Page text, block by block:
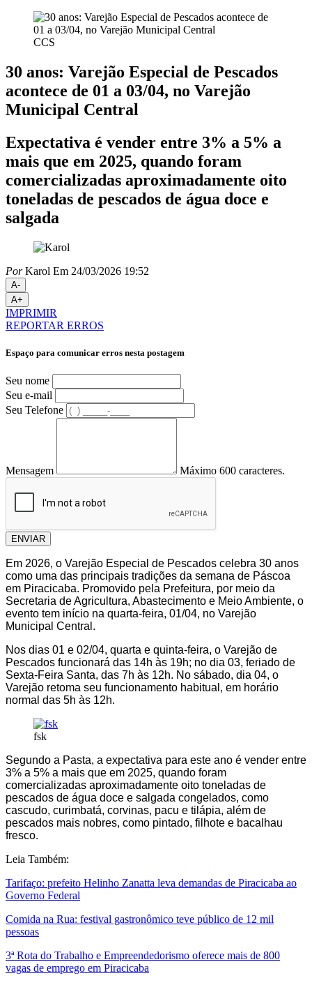
CCS
30 anos: Varejão Especial de Pescados
acontece de 01 a 03/04, no Varejão
Municipal Central
Expectativa é vender entre 3% a 5% a
mais que em 2025, quando foram
comercializadas aproximadamente oito
toneladas de pescados de água doce e
salgada
PorKarol Em 24/03/2026 19:52
A-
A+
IMPRIMIR
REPORTAR ERROS
Espaço para comunicar erros nesta postagem
Seu nome
Seu e-mail
Seu Telefone
Mensagem Máximo 600 caracteres.
ENVIAR
Em 2026, o Varejão Especial de Pescados celebra 30 anos
como uma das principais tradições da semana de Páscoa
em Piracicaba. Promovido pela Prefeitura, por meio da
Secretaria de Agricultura, Abastecimento e Meio Ambiente, o
evento tem início na quarta-feira, 01/04, no Varejão
Municipal Central.
Nos dias 01 e 02/04, quarta e quinta-feira, o Varejão de
Pescados funcionará das 14h às 19h; no dia 03, feriado de
Sexta-Feira Santa, das 7h às 12h. No sábado, dia 04, o
Varejão retoma seu funcionamento habitual, em horário
normal das 5h às 12h.
fsk
Segundo a Pasta, a expectativa para este ano é vender entre
3% a 5% a mais que em 2025, quando foram
comercializadas aproximadamente oito toneladas de
pescados de água doce e salgada congelados, como
cascudo, curimbatá, corvinas, pacu e tilápia, além de
pescados mais nobres, como pintado, filhote e bacalhau
fresco.
Leia Também:
Tarifaço: prefeito Helinho Zanatta leva demandas de Piracicaba ao
Governo Federal
Comida na Rua: festival gastronômico teve público de 12 mil
pessoas
3ª Rota do Trabalho e Empreendedorismo oferece mais de 800
vagas de emprego em Piracicaba